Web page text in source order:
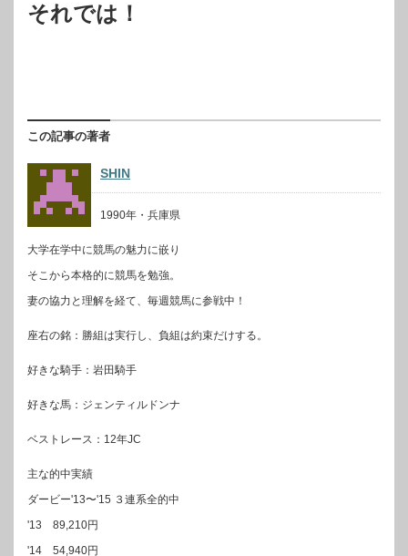
それでは！
この記事の著者
SHIN
1990年・兵庫県
大学在学中に競馬の魅力に嵌り
そこから本格的に競馬を勉強。
妻の協力と理解を経て、毎週競馬に参戦中！
座右の銘：勝組は実行し、負組は約束だけする。
好きな騎手：岩田騎手
好きな馬：ジェンティルドンナ
ベストレース：12年JC
主な的中実績
ダービー'13〜'15 ３連系全的中
'13 89,210円
'14 54,940円